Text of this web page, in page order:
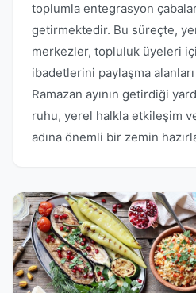
toplumla entegrasyon
getirmektedir. Bu süreçte,
merkezler, topluluk üyeleri
ibadetlerini paylaşma alanları
Ramazan ayının getirdiği
ruhu, yerel halkla etkileşim
adına önemli bir zemin